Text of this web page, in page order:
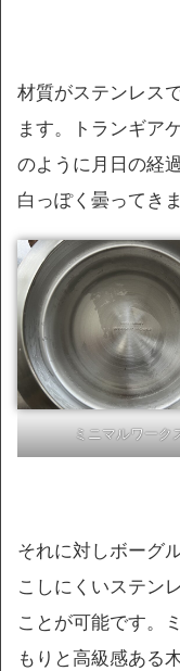
材質がステンレス
ます。トランギア
のように月日の経
白っぽく曇ってきま
ミニマルワーク
それに対しボーグ
こしにくいステン
ことが可能です。
もりと高級感ある